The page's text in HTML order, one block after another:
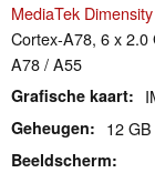
MediaTek
Cortex-A78, 6 x 2.0
A78 / A55
Grafische kaart
Geheugen 12 GB
Beeldscherm